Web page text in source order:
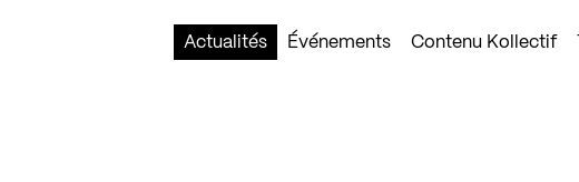
Actualités
Événements Contenu Kollectif